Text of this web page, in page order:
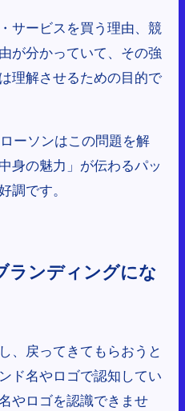
サービスを買う理由、競
が分かっていて、その強
理解させるための目的で
ーソンはこの問題を解
身の魅力」が伝わるパッ
調です。
ランディングにな
、戻ってきてもらおうと
ド名やロゴで認知してい
やロゴを認識できませ